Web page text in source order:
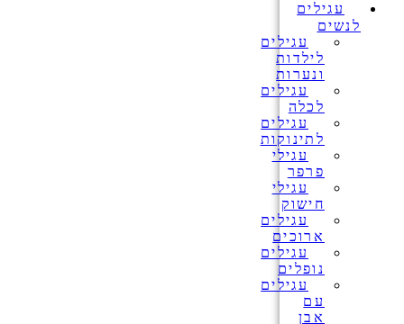
עגילים
לנשים
עגילים
לילדות
ונערות
עגילים
לכלה
עגילים
לתינוקות
עגילי
פרפר
עגילי
חישוק
עגילים
ארוכים
עגילים
נופלים
עגילים
עם
אבן